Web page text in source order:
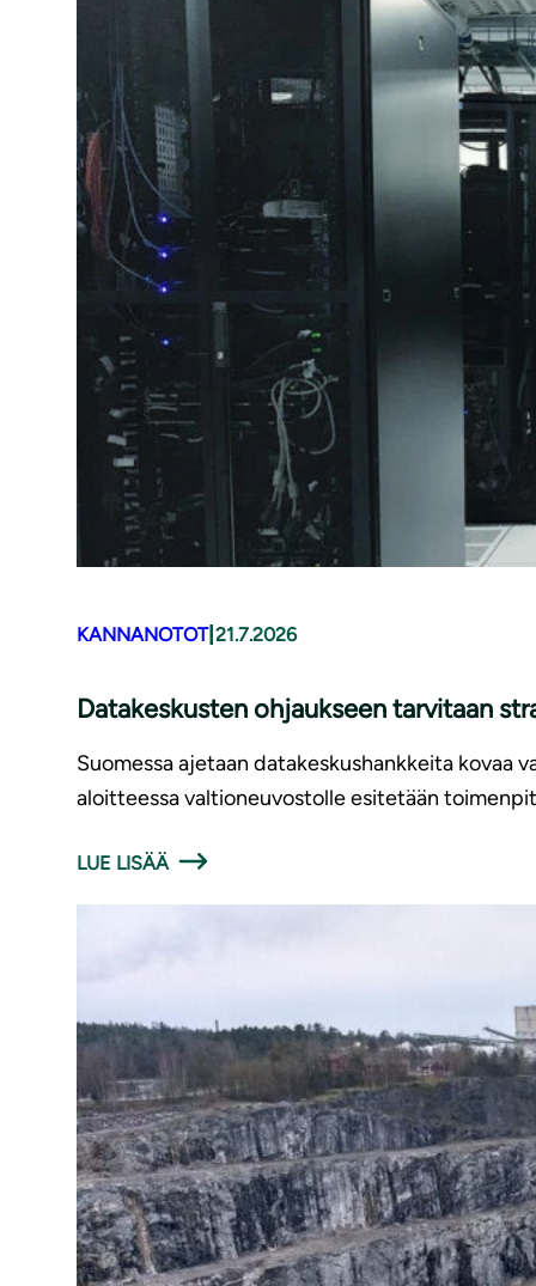
KANNANOTOT| 21.7.2026
Datakeskusten ohjaukseen tarvitaan
Suomessa ajetaan datakeskushankkeita kovaa
aloitteessa valtioneuvostolle esitetään
LUE LISÄÄ